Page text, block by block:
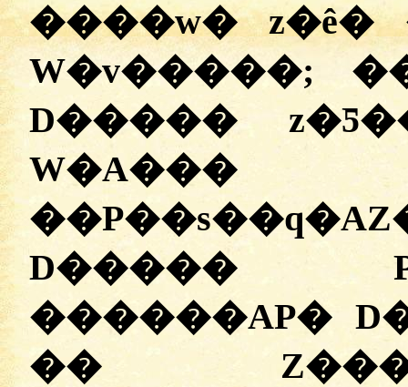
����w�
W�v�����;
D�����
D�����
������AP�
��